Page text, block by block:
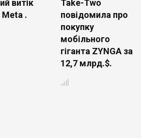
витік
Meta .
Take-Two
повідомила про
покупку
мобільного
гіганта ZYNGA за
12,7 млрд.$.